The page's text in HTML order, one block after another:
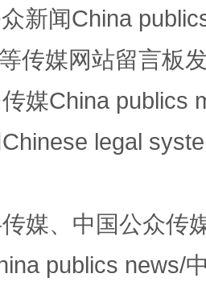
新闻China
传媒网站留言板
媒China publics
legal
媒、中国公众传
publics news/